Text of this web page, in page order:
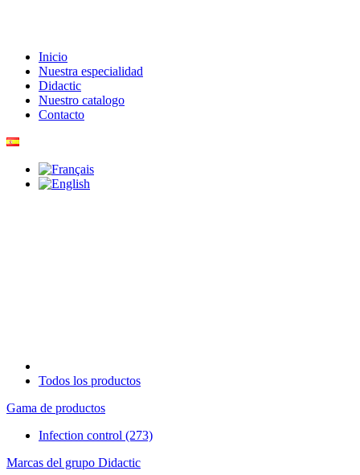
Inicio
Nuestra especialidad
Didactic
Nuestro catalogo
Contacto
Todos los productos
Gama de productos
Infection control (273)
Marcas del grupo Didactic